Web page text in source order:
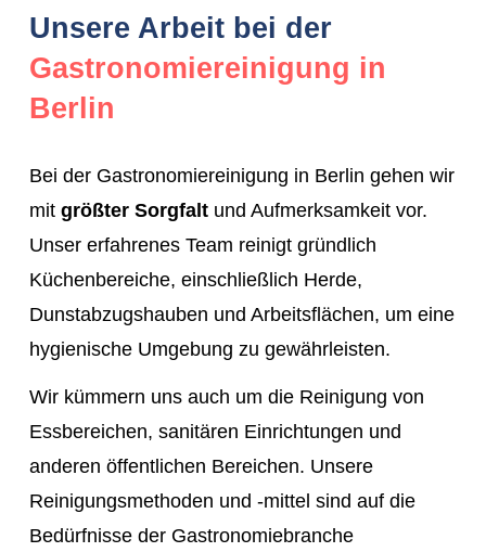
Gewährleistung einer sauberen und hygienischen
Umgebung für Ihre Gäste
Erfüllung der
Vermeidung von Lebensmittelkontamination und
Ihres gastronomischen Betriebs
Steigerung der Kundenzufriedenheit
loyalität
Unsere Arbeit bei der
Gastronomiereinigung in
Berlin
Bei der Gastronomiereinigung in Berlin gehen wir
mit größter Sorgfaltund Aufmerksamkeit vor.
Unser erfahrenes Team reinigt gründlich
Küchenbereiche, einschließlich Herde,
Dunstabzugshauben und Arbeitsflächen, um eine
hygienische Umgebung zu gewährleisten.
Wir kümmern uns auch um die Reinigung von
Essbereichen, sanitären Einrichtungen und
anderen öffentlichen Bereichen. Unsere
Reinigungsmethoden und -mittel sind auf die
Bedürfnisse der Gastronomiebranche